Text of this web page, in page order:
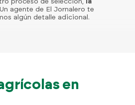
proceso de selección,
la
agente de El Jornalero te
algún detalle adicional.
en